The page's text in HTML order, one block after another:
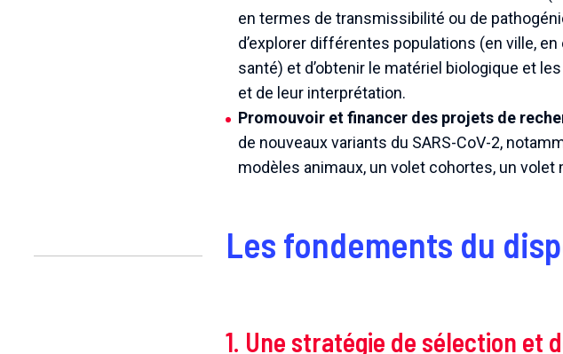
en termes de transmissibilité ou de
d’explorer différentes populations (en ville,
santé) et d’obtenir le matériel biologique et
et de leur interprétation.
Promouvoir et financer des projets de
de nouveaux variants du SARS-CoV-2,
modèles animaux, un volet cohortes, un
Les fondements du
1. Une stratégie de sélection et